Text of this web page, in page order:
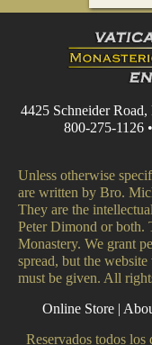
4425 Schneider
800-275-1126
Unless otherwise
are written by Bro.
They are the
Peter Dimond or
Monastery. We grant
spread, but the
must be given. All
Online Store|
Reservados todos